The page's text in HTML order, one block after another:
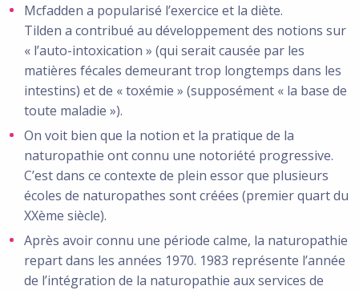
Mcfadden a popularisé l’exercice et la diète.
Tilden a contribué au développement des notions sur
« l’auto-intoxication » (qui serait causée par les
matières fécales demeurant trop longtemps dans les
intestins) et de « toxémie » (supposément « la base de
toute maladie »).
On voit bien que la notion et la pratique de la
naturopathie ont connu une notoriété progressive.
C’est dans ce contexte de plein essor que plusieurs
écoles de naturopathes sont créées (premier quart du
XXème siècle).
Après avoir connu une période calme, la naturopathie
repart dans les années 1970. 1983 représente l’année
de l’intégration de la naturopathie aux services de